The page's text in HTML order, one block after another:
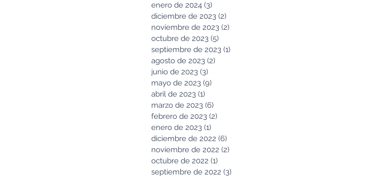
enero de 2024 (3)
diciembre de 2023 (2)
noviembre de 2023 (2)
octubre de 2023 (5)
septiembre de 2023 (1)
agosto de 2023 (2)
junio de 2023 (3)
mayo de 2023 (9)
abril de 2023 (1)
marzo de 2023 (6)
febrero de 2023 (2)
enero de 2023 (1)
diciembre de 2022 (6)
noviembre de 2022 (2)
octubre de 2022 (1)
septiembre de 2022 (3)